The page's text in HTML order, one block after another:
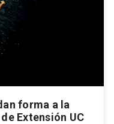
forma a la
Extensión UC